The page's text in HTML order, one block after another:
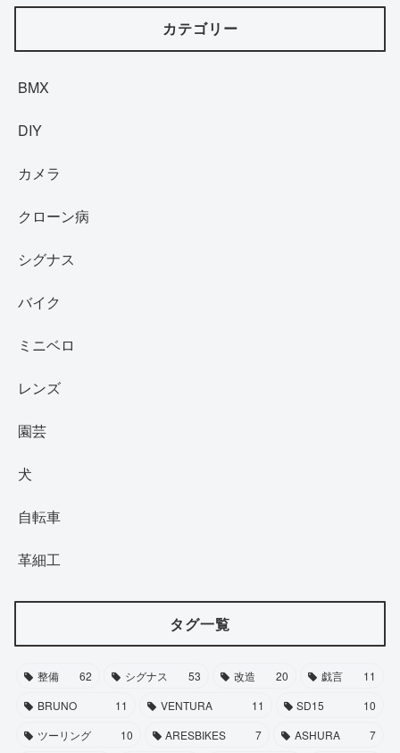
カテゴリー
BMX
DIY
カメラ
クローン病
シグナス
バイク
ミニベロ
レンズ
園芸
犬
自転車
革細工
タグ一覧
整備 62 シグナス 53 改造 20 戯言
11
BRUNO
11 VENTURA 11 SD15
10
ツーリング
10 ARESBIKES 7 ASHURA
7